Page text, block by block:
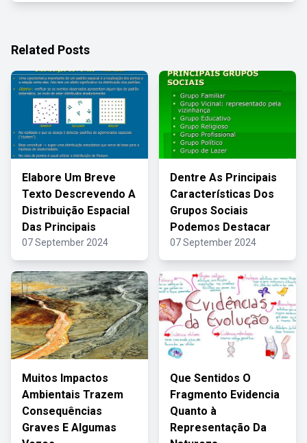
Related Posts
Elabore Um Breve
Texto Descrevendo A
Distribuição Espacial
Das Principais
07 September 2024
Dentre As Principais
Características Dos
Grupos Sociais
Podemos Destacar
07 September 2024
Muitos Impactos
Ambientais Trazem
Consequências
Graves E Algumas
Que Sentidos O
Fragmento Evidencia
Quanto à
Representação Da